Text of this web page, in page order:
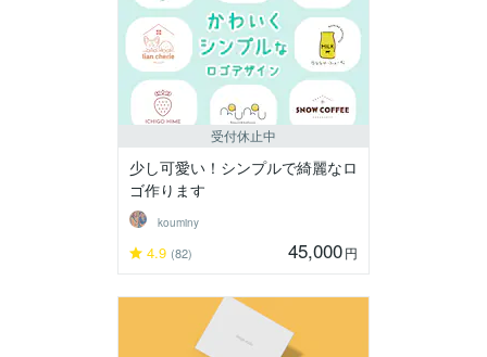
受付休止中
少し可愛い！シンプルで綺麗なロ
ゴ作ります
kouminy
4.9 (82) 45,000円